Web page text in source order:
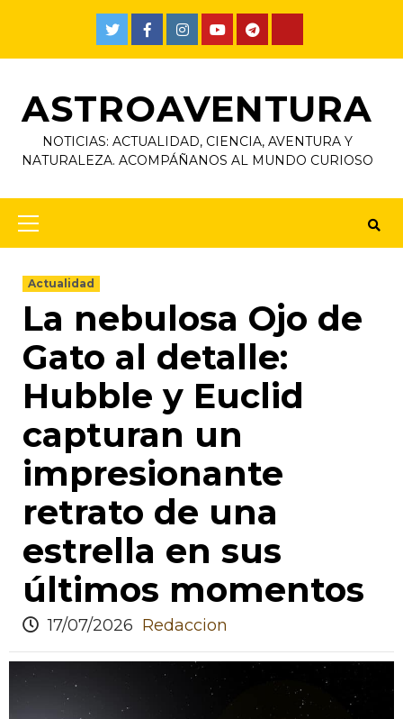
ASTROAVENTURA
NOTICIAS: ACTUALIDAD, CIENCIA, AVENTURA Y
NATURALEZA. ACOMPÁÑANOS AL MUNDO CURIOSO
Actualidad
La nebulosa Ojo de
Gato al detalle:
Hubble y Euclid
capturan un
impresionante
retrato de una
estrella en sus
últimos momentos
17/07/2026 Redaccion